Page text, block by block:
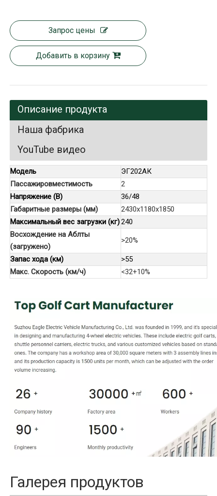
Запрос цены
Добавить в корзину
Описание продукта
Наша фабрика
YouTube видео
Модель
ЭГ202АК
Пассажировместимость
2
Напряжение (В)
36/48
Габаритные размеры (мм)
2430x1180x1850
Максимальный вес загрузки (кг)240
Восхождение на Аблты
(загружено)
>20%
Запас хода (км)
>55
Макс. Скорость (км/ч)
<32+10%
Галерея продуктов